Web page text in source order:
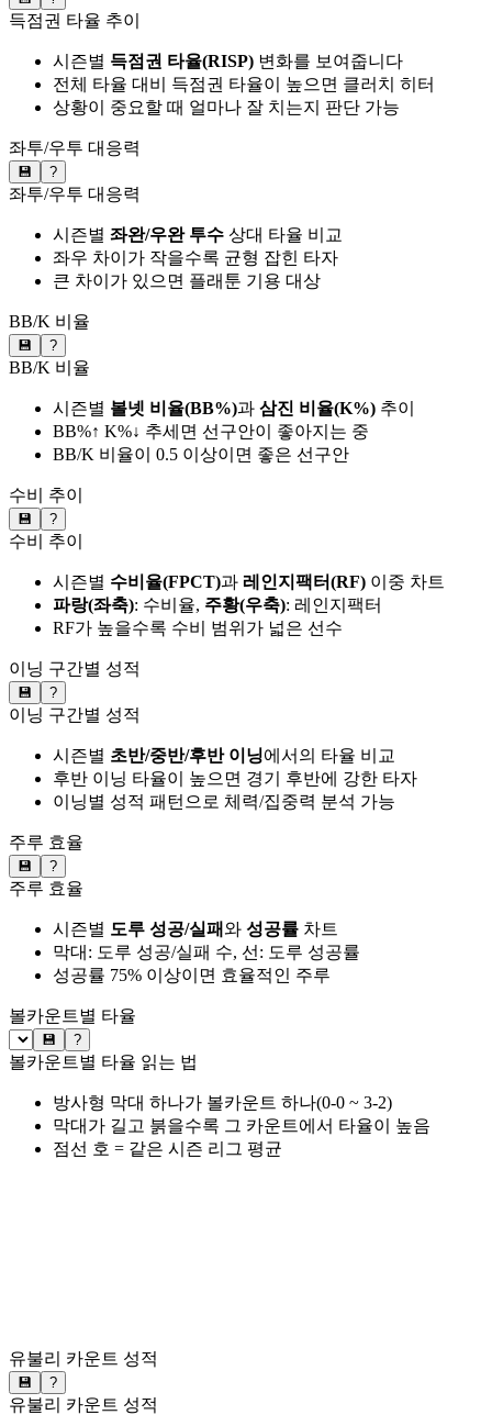
득점권 타율 추이
시즌별 득점권 타율(RISP) 변화를 보여줍니다
전체 타율 대비 득점권 타율이 높으면 클러치 히터
상황이 중요할 때 얼마나 잘 치는지 판단 가능
좌투/우투 대응력
💾 ?
좌투/우투 대응력
시즌별 좌완/우완 투수 상대 타율 비교
좌우 차이가 작을수록 균형 잡힌 타자
큰 차이가 있으면 플래툰 기용 대상
BB/K 비율
💾 ?
BB/K 비율
시즌별 볼넷 비율(BB%)과 삼진 비율(K%) 추이
BB%↑ K%↓ 추세면 선구안이 좋아지는 중
BB/K 비율이 0.5 이상이면 좋은 선구안
수비 추이
💾 ?
수비 추이
시즌별 수비율(FPCT)과 레인지팩터(RF) 이중 차트
파랑(좌축): 수비율, 주황(우축): 레인지팩터
RF가 높을수록 수비 범위가 넓은 선수
이닝 구간별 성적
💾 ?
이닝 구간별 성적
시즌별 초반/중반/후반 이닝에서의 타율 비교
후반 이닝 타율이 높으면 경기 후반에 강한 타자
이닝별 성적 패턴으로 체력/집중력 분석 가능
주루 효율
💾 ?
주루 효율
시즌별 도루 성공/실패와 성공률 차트
막대: 도루 성공/실패 수, 선: 도루 성공률
성공률 75% 이상이면 효율적인 주루
볼카운트별 타율
💾 ?
볼카운트별 타율 읽는 법
방사형 막대 하나가 볼카운트 하나(0-0 ~ 3-2)
막대가 길고 붉을수록 그 카운트에서 타율이 높음
점선 호 = 같은 시즌 리그 평균
유불리 카운트 성적
💾 ?
유불리 카운트 성적